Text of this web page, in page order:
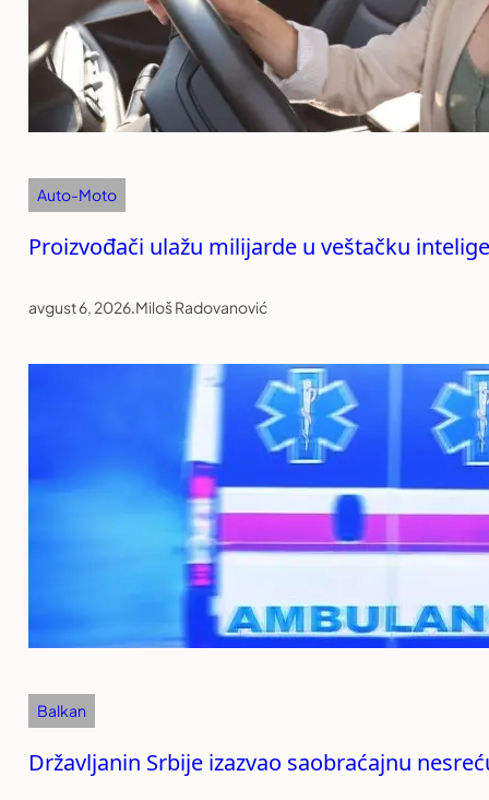
Auto-Moto
Proizvođači ulažu milijarde u veštačku
avgust 6, 2026.Miloš Radovanović
Balkan
Državljanin Srbije izazvao saobraćajnu